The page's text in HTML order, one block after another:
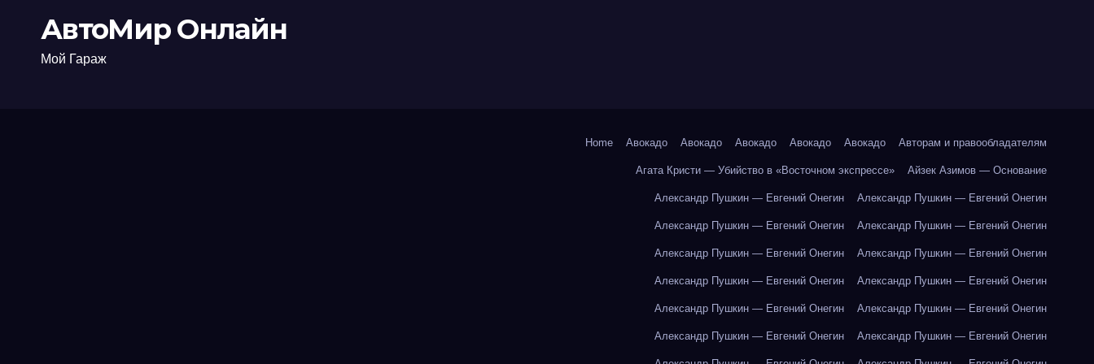
АвтоМир Онлайн
Мой Гараж
Home Авокадо Авокадо Авокадо Авокадо Авокадо Авторам и правообладателям
Агата Кристи — Убийство в «Восточном экспрессе» Айзек Азимов — Основание
Александр Пушкин — Евгений Онегин Александр Пушкин — Евгений Онегин
Александр Пушкин — Евгений Онегин Александр Пушкин — Евгений Онегин
Александр Пушкин — Евгений Онегин Александр Пушкин — Евгений Онегин
Александр Пушкин — Евгений Онегин Александр Пушкин — Евгений Онегин
Александр Пушкин — Евгений Онегин Александр Пушкин — Евгений Онегин
Александр Пушкин — Евгений Онегин Александр Пушкин — Евгений Онегин